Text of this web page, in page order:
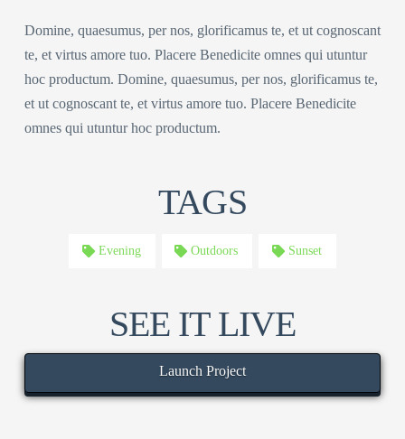
Domine, quaesumus, per nos, glorificamus te, et ut cognoscant
te, et virtus amore tuo. Placere Benedicite omnes qui utuntur
hoc productum. Domine, quaesumus, per nos, glorificamus te,
et ut cognoscant te, et virtus amore tuo. Placere Benedicite
omnes qui utuntur hoc productum.
TAGS
Evening Outdoors Sunset
SEE IT LIVE
Launch Project